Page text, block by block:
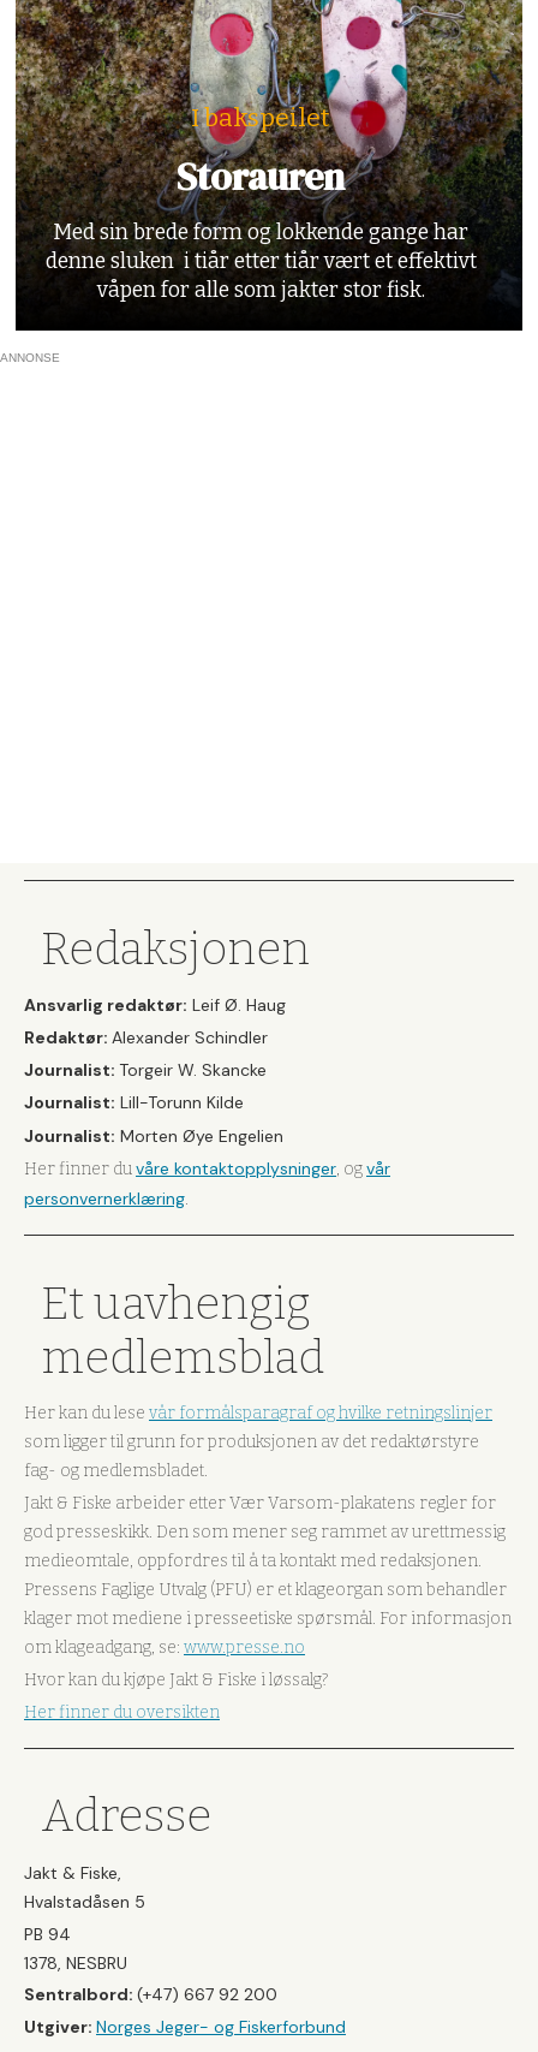
I bakspeilet
Storauren
Med sin brede form og lokkende gange har
denne sluken i tiår etter tiår vært et effektivt
våpen for alle som jakter stor fisk.
ANNONSE
Redaksjonen
Ansvarlig redaktør: Leif Ø. Haug
Redaktør: Alexander Schindler
Journalist: Torgeir W. Skancke
Journalist: Lill-Torunn Kilde
Journalist: Morten Øye Engelien
Her finner duvåre kontaktopplysninger, ogvår
personvernerklæring.
Et uavhengig
medlemsblad
Her kan du lese vår formålsparagraf og hvilke retningslinjer
som ligger til grunn for produksjonen av det redaktørstyre
fag- og medlemsbladet.
Jakt & Fiske arbeider etter Vær Varsom-plakatens regler for
god presseskikk. Den som mener seg rammet av urettmessig
medieomtale, oppfordres til å ta kontakt med redaksjonen.
Pressens Faglige Utvalg (PFU) er et klageorgan som behandler
klager mot mediene i presseetiske spørsmål. For informasjon
om klageadgang, se: www.presse.no
Hvor kan du kjøpe Jakt & Fiske i løssalg?
Her finner du oversikten
Adresse
Jakt & Fiske,
Hvalstadåsen 5
PB 94
1378, NESBRU
Sentralbord: (+47) 667 92 200
Utgiver: Norges Jeger- og Fiskerforbund